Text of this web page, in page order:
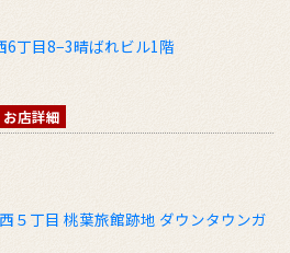
6丁目8−3晴ばれビル1階
お店詳細
５丁目 桃葉旅館跡地 ダウンタウンガ